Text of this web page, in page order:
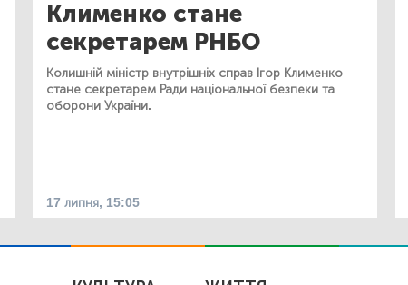
Клименко стане
секретарем РНБО
Колишній міністр внутрішніх справ Ігор Клименко
стане секретарем Ради національної безпеки та
оборони України.
17 липня, 15:05